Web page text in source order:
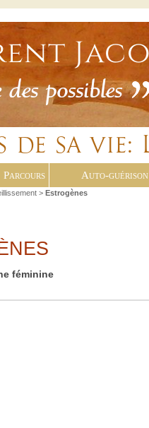
Parcours Auto-guérison
> Estrogènes
féminine